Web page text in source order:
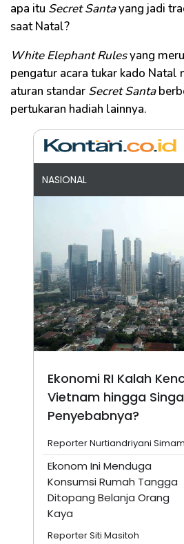
apa itu Secret Santayang jadi
saat Natal?
White Elephant Rulesyang
pengatur acara tukar kado Natal
aturan standar Secret Santa
pertukaran hadiah lainnya.
NASIONAL
Ekonomi RI Kalah
Vietnam hingga
Penyebabnya?
Reporter Nurtiandriyani
Ekonom Ini Menduga
Konsumsi Rumah Tangga
Ditopang Belanja Orang
Kaya
Reporter Siti Masitoh